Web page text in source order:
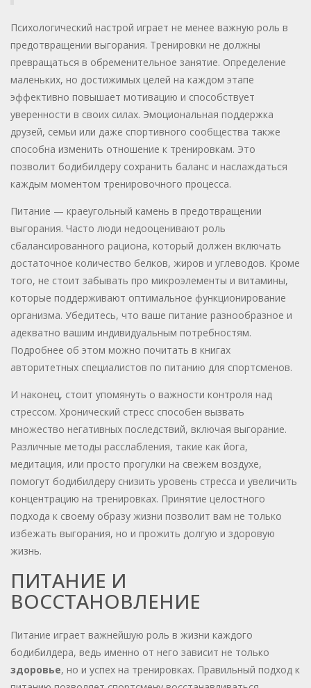
Психологический настрой играет не менее важную роль в
предотвращении выгорания. Тренировки не должны
превращаться в обременительное занятие. Определение
маленьких, но достижимых целей на каждом этапе
эффективно повышает мотивацию и способствует
уверенности в своих силах. Эмоциональная поддержка
друзей, семьи или даже спортивного сообщества также
способна изменить отношение к тренировкам. Это
позволит бодибилдеру сохранить баланс и наслаждаться
каждым моментом тренировочного процесса.
Питание — краеугольный камень в предотвращении
выгорания. Часто люди недооценивают роль
сбалансированного рациона, который должен включать
достаточное количество белков, жиров и углеводов. Кроме
того, не стоит забывать про микроэлементы и витамины,
которые поддерживают оптимальное функционирование
организма. Убедитесь, что ваше питание разнообразное и
адекватно вашим индивидуальным потребностям.
Подробнее об этом можно почитать в книгах
авторитетных специалистов по питанию для спортсменов.
И наконец, стоит упомянуть о важности контроля над
стрессом. Хронический стресс способен вызвать
множество негативных последствий, включая выгорание.
Различные методы расслабления, такие как йога,
медитация, или просто прогулки на свежем воздухе,
помогут бодибилдеру снизить уровень стресса и увеличить
концентрацию на тренировках. Принятие целостного
подхода к своему образу жизни позволит вам не только
избежать выгорания, но и прожить долгую и здоровую
жизнь.
ПИТАНИЕ И
ВОССТАНОВЛЕНИЕ
Питание играет важнейшую роль в жизни каждого
бодибилдера, ведь именно от него зависит не только
здоровье, но и успех на тренировках. Правильный подход к